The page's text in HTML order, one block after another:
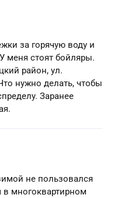
за горячую воду и
меня стоят бойляры.
район, ул.
нужно делать, чтобы
Заранее
не пользовался
многоквартирном